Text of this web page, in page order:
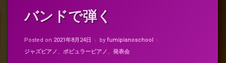
バンドで弾く
Posted on 2021年8月24日
Updated on 2021年8月23日
by fumipianoschool
カテゴリー:
ジャズピアノ 、 ポピュラーピアノ 、 発表会